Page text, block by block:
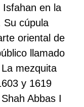
Isfahan en la
Su cúpula
oriental de
llamado
mezquita
y 1619
Abbas I